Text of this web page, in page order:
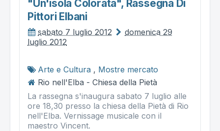
"un'isola Colorata", Rassegna Di
Pittori Elbani
sabato 7 luglio 2012
domenica 29
luglio 2012
Arte e Cultura , Mostre mercato
Rio nell'Elba - Chiesa della Pietà
La rassegna s'inaugura sabato 7 luglio alle
ore 18,30 presso la chiesa della Pietà di Rio
nell'Elba. Vernissage musicale con il
maestro Vincent.